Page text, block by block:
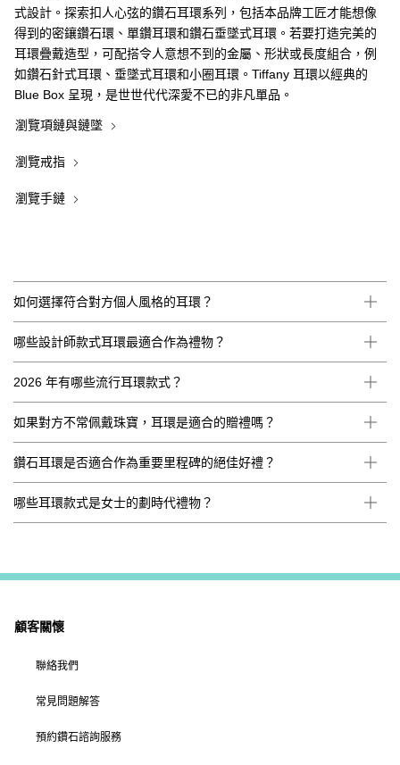
式設計。探索扣人心弦的鑽石耳環系列，包括本品牌工匠才能想像
得到的密鑲鑽石環、單鑽耳環和鑽石垂墜式耳環。若要打造完美的
耳環疊戴造型，可配搭令人意想不到的金屬、形狀或長度組合，例
如鑽石針式耳環、垂墜式耳環和小圈耳環。Tiffany 耳環以經典的
Blue Box 呈現，是世世代代深愛不已的非凡單品。
瀏覽項鏈與鏈墜
瀏覽戒指
瀏覽手鏈
如何選擇符合對方個人風格的耳環？
哪些設計師款式耳環最適合作為禮物？
2026 年有哪些流行耳環款式？
如果對方不常佩戴珠寶，耳環是適合的贈禮嗎？
鑽石耳環是否適合作為重要里程碑的絕佳好禮？
哪些耳環款式是女士的劃時代禮物？
顧客關懷
聯絡我們
常見問題解答
預約鑽石諮詢服務